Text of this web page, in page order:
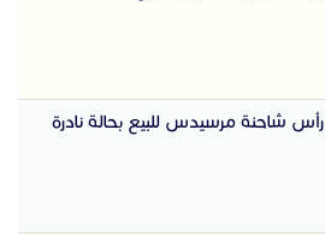
رأس شاحنة مرسيدس للبيع بحالة نادرة